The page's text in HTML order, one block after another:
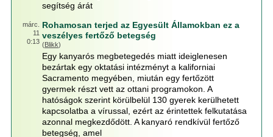
segítség árát
márc.
11
0:13
Rohamosan terjed az Egyesült Államokban ez a
veszélyes fertőző betegség
(Blikk)
Egy kanyarós megbetegedés miatt ideiglenesen
bezártak egy oktatási intézményt a kaliforniai
Sacramento megyében, miután egy fertőzött
gyermek részt vett az ottani programokon. A
hatóságok szerint körülbelül 130 gyerek kerülhetett
kapcsolatba a vírussal, ezért az érintettek felkutatása
azonnal megkezdődött. A kanyaró rendkívül fertőző
betegség, amel